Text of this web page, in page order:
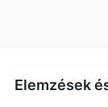
Elemzések